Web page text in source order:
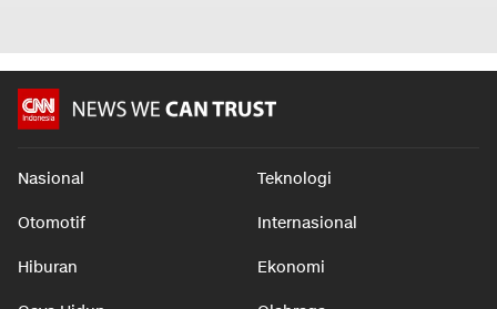
Nasional Teknologi
Otomotif Internasional
Hiburan Ekonomi